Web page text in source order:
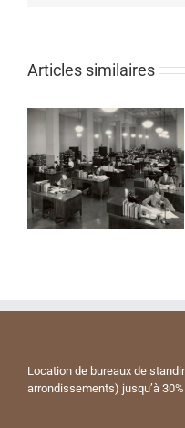
Articles similaires
Location de bureaux de
arrondissements) jusqu’à